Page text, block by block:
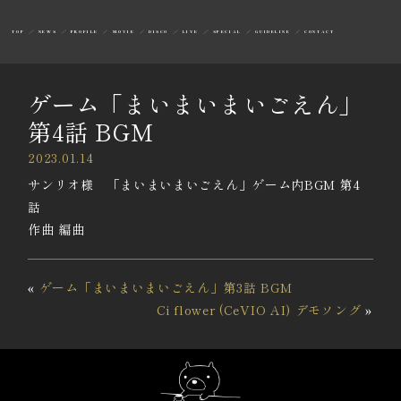
TOP NEWS PROFILE MOVIE DISCO LIVE SPECIAL GUIDELINE CONTACT
ゲーム「まいまいまいごえん」
第4話 BGM
2023.01.14
サンリオ様 「まいまいまいごえん」ゲーム内BGM 第4
話
作曲 編曲
« ゲーム「まいまいまいごえん」第3話 BGM
Ci flower (CeVIO AI) デモソング »